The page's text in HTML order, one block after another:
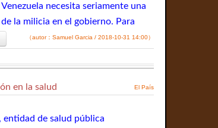
necesita seriamente una
la milicia en el gobierno. Para
（autor：Samuel Garcia / 2018-10-31 14:00）
en la salud El País
de salud pública